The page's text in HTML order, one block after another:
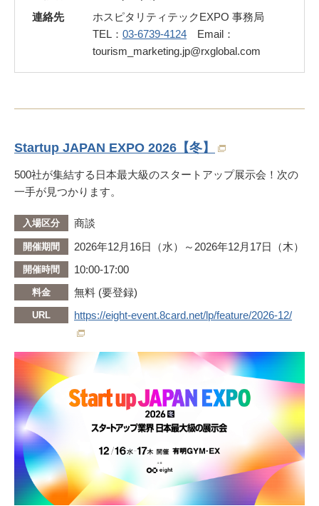
連絡先
ホスピタリティテックEXPO 事務局
TEL： 03-6739-4124 Email：
tourism_marketing.jp@rxglobal.com
Startup JAPAN EXPO 2026【冬】
500社が集結する日本最大級のスタートアップ展示会！次の
一手が見つかります。
入場区分 商談
開催期間 2026年12月16日（水）～2026年12月17日（木）
開催時間 10:00-17:00
料金 無料 (要登録)
URL https://eight-event.8card.net/lp/feature/2026-12/